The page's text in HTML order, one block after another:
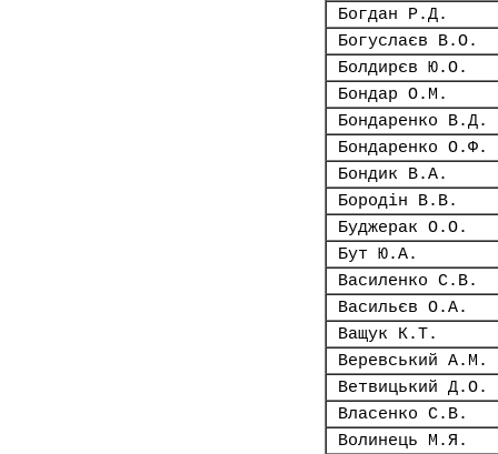
Богдан Р.Д.
Богуслаєв В.О.
Болдирєв Ю.О.
Бондар О.М.
Бондаренко В.Д.
Бондаренко О.Ф.
Бондик В.А.
Бородін В.В.
Буджерак О.О.
Бут Ю.А.
Василенко С.В.
Васильєв О.А.
Ващук К.Т.
Веревський А.М.
Ветвицький Д.О.
Власенко С.В.
Волинець М.Я.